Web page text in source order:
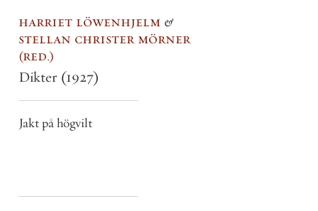
harriet löwenhjelm &
stellan christer mörner
red.
Dikter (1927)
Jakt på högvilt